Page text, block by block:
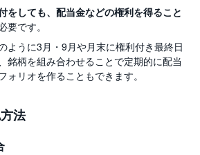
をしても、配当金などの権利を得ること
要です。
ように3月・9月や月末に権利付き最終日
銘柄を組み合わせることで定期的に配当
ォリオを作ることもできます。
法